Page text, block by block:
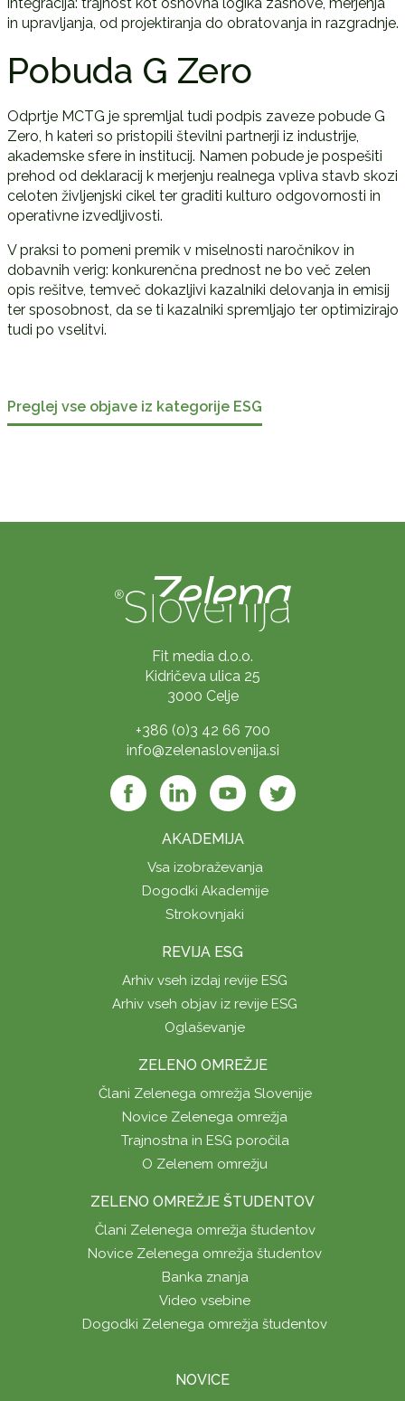
in upravljanja, od projektiranja do obratovanja in razgradnje.
Pobuda G Zero
Odprtje MCTG je spremljal tudi podpis zaveze pobude G
Zero, h kateri so pristopili številni partnerji iz industrije,
akademske sfere in institucij. Namen pobude je pospešiti
prehod od deklaracij k merjenju realnega vpliva stavb skozi
celoten življenjski cikel ter graditi kulturo odgovornosti in
operativne izvedljivosti.
V praksi to pomeni premik v miselnosti naročnikov in
dobavnih verig: konkurenčna prednost ne bo več zelen
opis rešitve, temveč dokazljivi kazalniki delovanja in emisij
ter sposobnost, da se ti kazalniki spremljajo ter optimizirajo
tudi po vselitvi.
Preglej vse objave iz kategorije ESG
Fit media d.o.o.
Kidričeva ulica 25
3000 Celje
+386 (0)3 42 66 700
info@zelenaslovenija.si
AKADEMIJA
Vsa izobraževanja
Dogodki Akademije
Strokovnjaki
REVIJA ESG
Arhiv vseh izdaj revije ESG
Arhiv vseh objav iz revije ESG
Oglaševanje
ZELENO OMREŽJE
Člani Zelenega omrežja Slovenije
Novice Zelenega omrežja
Trajnostna in ESG poročila
O Zelenem omrežju
ZELENO OMREŽJE ŠTUDENTOV
Člani Zelenega omrežja študentov
Novice Zelenega omrežja študentov
Banka znanja
Video vsebine
Dogodki Zelenega omrežja študentov
NOVICE